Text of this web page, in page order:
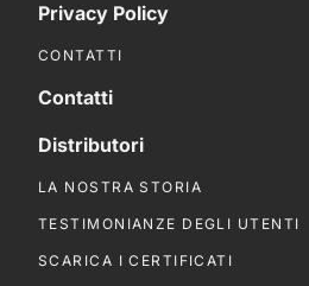
Privacy Policy
CONTATTI
Contatti
Distributori
LA NOSTRA STORIA
TESTIMONIANZE DEGLI UTENTI
SCARICA I CERTIFICATI